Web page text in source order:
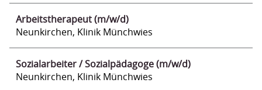
Arbeitstherapeut (m/w/d)
Neunkirchen, Klinik Münchwies
Sozialarbeiter / Sozialpädagoge (m/w/d)
Neunkirchen, Klinik Münchwies